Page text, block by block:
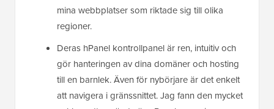
mina webbplatser som riktade sig till olika
regioner.
Deras hPanel kontrollpanel är ren, intuitiv och
gör hanteringen av dina domäner och hosting
till en barnlek. Även för nybörjare är det enkelt
att navigera i gränssnittet. Jag fann den mycket